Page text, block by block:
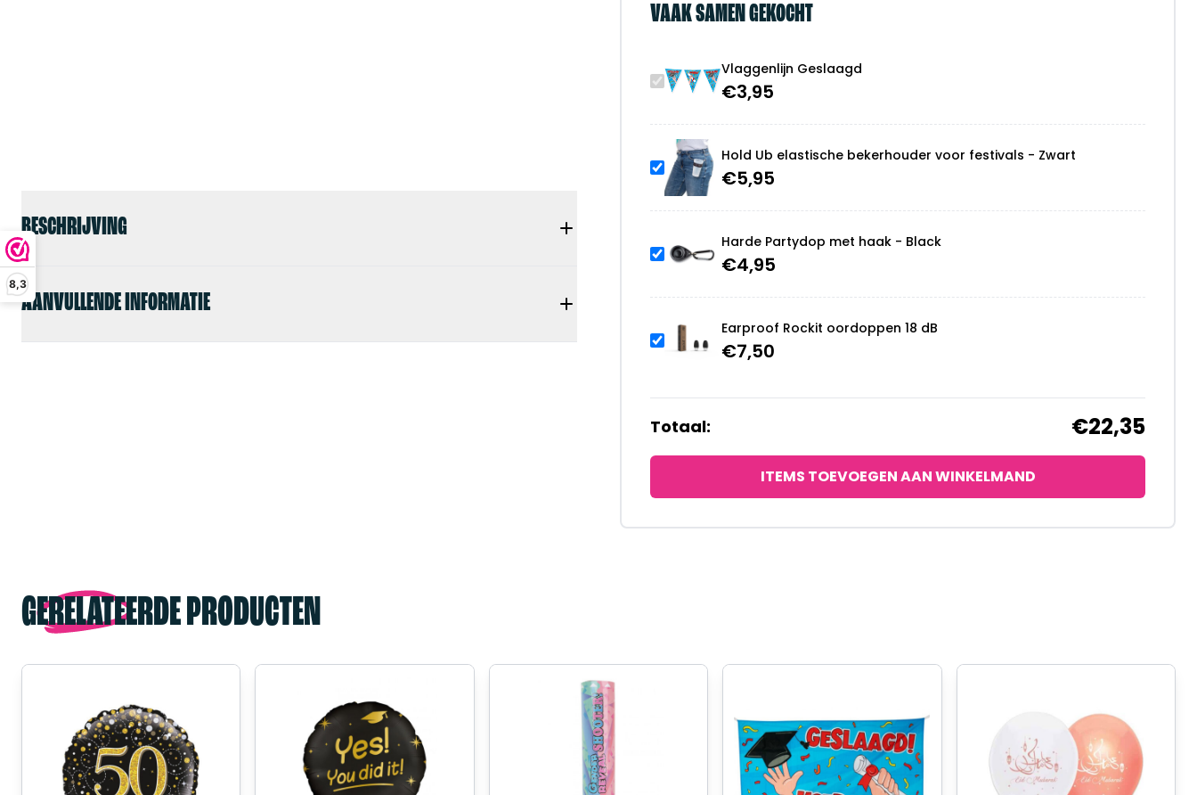
8,3
BESCHRIJVING
AANVULLENDE INFORMATIE
VAAK SAMEN GEKOCHT
Vlaggenlijn Geslaagd
€3,95
Hold Ub elastische bekerhouder voor festivals - Zwart
€5,95
Harde Partydop met haak - Black
€4,95
Earproof Rockit oordoppen 18 dB
€7,50
Totaal: €22,35
ITEMS TOEVOEGEN AAN WINKELMAND
GERELATEERDE PRODUCTEN